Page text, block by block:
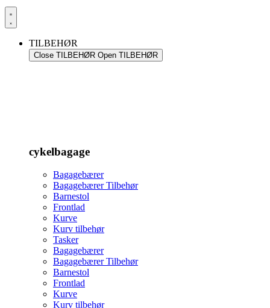
TILBEHØR
Close TILBEHØR Open TILBEHØR
cykelbagage
Bagagebærer
Bagagebærer Tilbehør
Barnestol
Frontlad
Kurve
Kurv tilbehør
Tasker
Bagagebærer
Bagagebærer Tilbehør
Barnestol
Frontlad
Kurve
Kurv tilbehør